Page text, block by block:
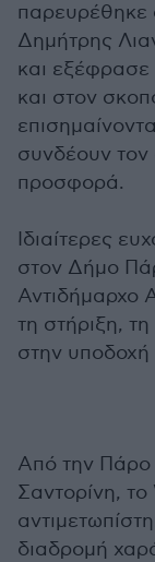
Δημήτρης
και εξέφρασε
και στον
συνδέουν τον
προσφορά.
Ιδιαίτερες
στον Δήμο
Αντιδήμαρχο
τη στήριξη,
στην υποδοχή
Από την Πάρο
Σαντορίνη,
διαδρομή